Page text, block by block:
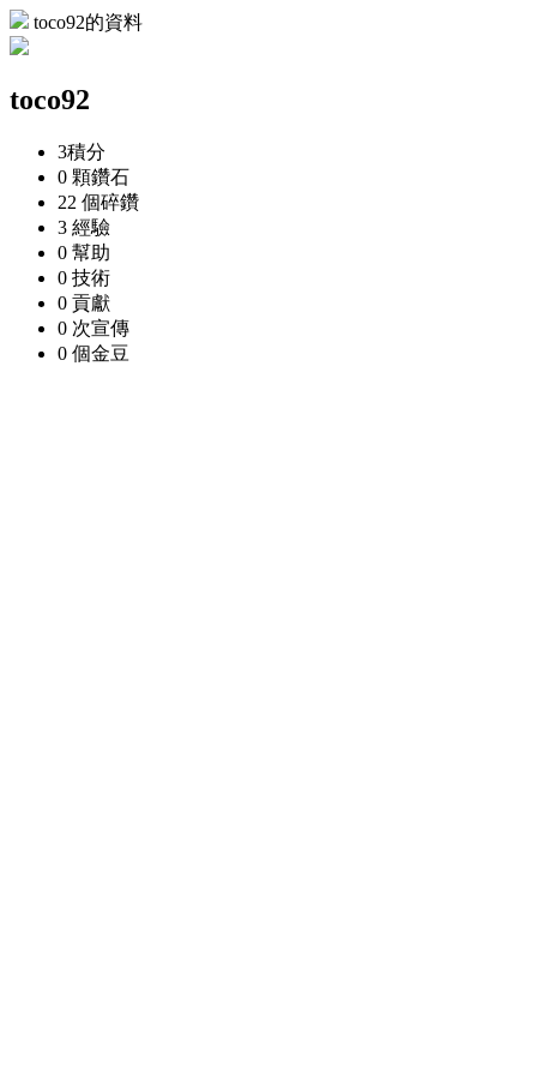
toco92的資料
toco92
3積分
0 顆鑽石
22 個碎鑽
3 經驗
0 幫助
0 技術
0 貢獻
0 次宣傳
0 個金豆